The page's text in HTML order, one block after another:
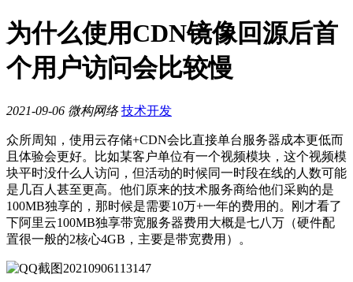
为什么使用CDN镜像回源后首
个用户访问会比较慢
2021-09-06 微构网络 技术开发
众所周知，使用云存储+CDN会比直接单台服务器成本更低而
且体验会更好。比如某客户单位有一个视频模块，这个视频模
块平时没什么人访问，但活动的时候同一时段在线的人数可能
是几百人甚至更高。他们原来的技术服务商给他们采购的是
100MB独享的，那时候是需要10万+一年的费用的。刚才看了
下阿里云100MB独享带宽服务器费用大概是七八万（硬件配
置很一般的2核心4GB，主要是带宽费用）。